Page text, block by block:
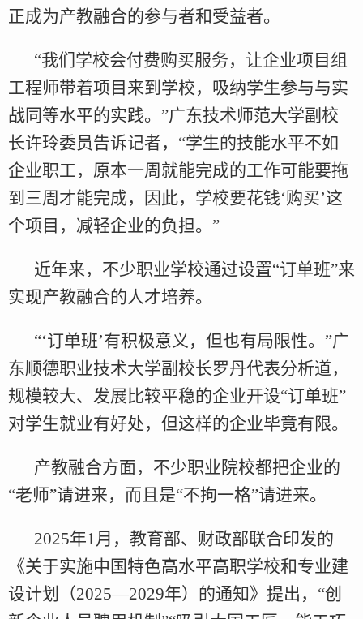
正成为产教融合的参与者和受益者。
“我们学校会付费购买服务，让企业项目组
工程师带着项目来到学校，吸纳学生参与与实
战同等水平的实践。”广东技术师范大学副校
长许玲委员告诉记者，“学生的技能水平不如
企业职工，原本一周就能完成的工作可能要拖
到三周才能完成，因此，学校要花钱‘购买’这
个项目，减轻企业的负担。”
近年来，不少职业学校通过设置“订单班”来
实现产教融合的人才培养。
“‘订单班’有积极意义，但也有局限性。”广
东顺德职业技术大学副校长罗丹代表分析道，
规模较大、发展比较平稳的企业开设“订单班”
对学生就业有好处，但这样的企业毕竟有限。
产教融合方面，不少职业院校都把企业的
“老师”请进来，而且是“不拘一格”请进来。
2025年1月，教育部、财政部联合印发的
《关于实施中国特色高水平高职学校和专业建
设计划（2025—2029年）的通知》提出，“创